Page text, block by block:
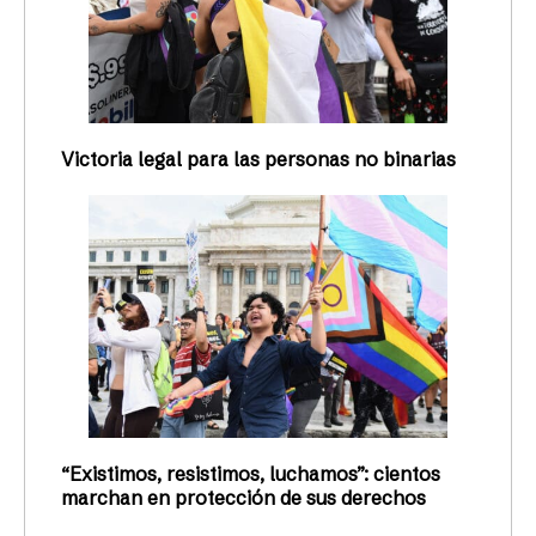
Victoria legal para las personas no binarias
“Existimos, resistimos, luchamos”: cientos
marchan en protección de sus derechos